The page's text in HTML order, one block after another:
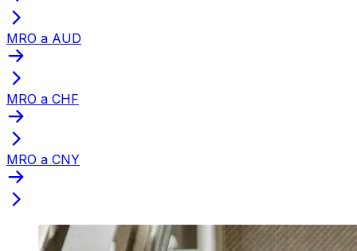
MRO a AUD
MRO a CHF
MRO a CNY